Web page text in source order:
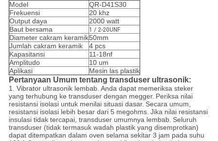
Model
QR-D41S30
Frekuensi
20 khz
Output daya
2000 watt
Baut bersama
1 / 2-20UNF
Diameter cakram keramik50mm
Jumlah cakram keramik
4 pcs
Kapasitansi
11-18nf
Amplitudo
10 um
Aplikasi
Mesin las plastik
Pertanyaan Umum tentang transduser ultrasonik:
1. Vibrator ultrasonik lembab. Anda dapat memeriksa steker
yang terhubung ke transduser dengan megger. Periksa nilai
resistansi isolasi untuk menilai situasi dasar. Secara umum,
resistansi isolasi lebih besar dari 5 megohms. Jika nilai resistansi
insulasi tidak tercapai, transduser umumnya lembab. Seluruh
transduser (tidak termasuk wadah plastik yang disemprotkan)
dapat ditempatkan dalam oven selama sekitar 3 jam pada suhu